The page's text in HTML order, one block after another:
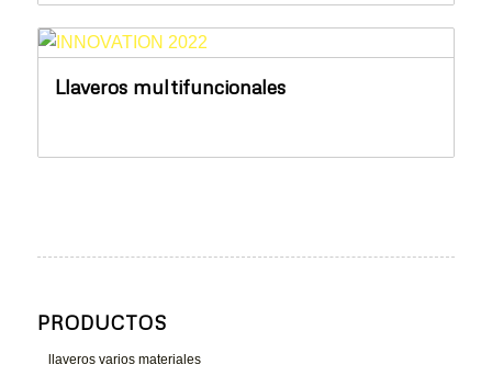
Llaveros multifuncionales
PRODUCTOS
llaveros varios materiales